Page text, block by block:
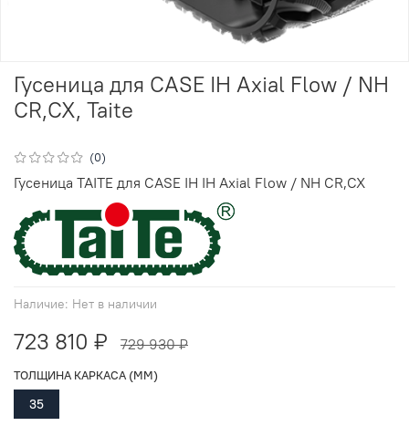
(0)
Наличие: Нет в наличии
Гусеница для CASE IH Axial Flow / NH
CR,CX, Taite
723 810 ₽ 729 930 ₽
ТОЛЩИНА КАРКАСА (ММ)
35
Гусеница TAITE для CASE IH IH Axial Flow / NH CR,CX